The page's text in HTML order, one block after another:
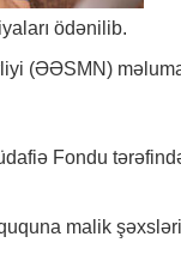
ödənilib.
(ƏƏSMN)
Fondu
malik